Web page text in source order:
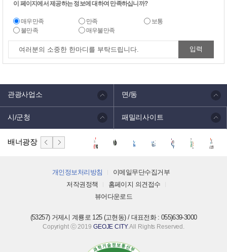
이 페이지에서 제공하는 정보에 대하여 만족하십니까?
매우만족 만족
보통
불만족
매우불만족
관광사업소 면/동
시/군청 패밀리사이트
배너광장
개인정보처리방침
이메일무단수집거부
저작권정책
홈페이지 의견접수
뷰어다운로드
(53257) 거제시 계룡로 125 (고현동) / 대표전화 : 055)639-3000
Copyright ⓒ 2019 GEOJE CITY. All Rights Reserved.